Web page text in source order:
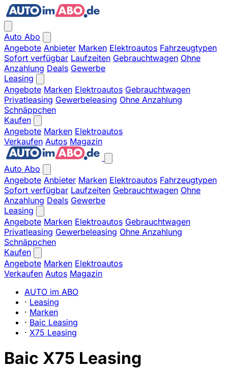
Auto Abo
Angebote Anbieter Marken Elektroautos Fahrzeugtypen
Sofort verfügbar Laufzeiten Gebrauchtwagen Ohne
Anzahlung Deals Gewerbe
Leasing
Angebote Marken Elektroautos Gebrauchtwagen
Privatleasing Gewerbeleasing Ohne Anzahlung
Schnäppchen
Kaufen
Angebote Marken Elektroautos
Verkaufen Autos Magazin
Auto Abo
Angebote Anbieter Marken Elektroautos Fahrzeugtypen
Sofort verfügbar Laufzeiten Gebrauchtwagen Ohne
Anzahlung Deals Gewerbe
Leasing
Angebote Marken Elektroautos Gebrauchtwagen
Privatleasing Gewerbeleasing Ohne Anzahlung
Schnäppchen
Kaufen
Angebote Marken Elektroautos
Verkaufen Autos Magazin
AUTO im ABO
· Leasing
· Marken
· Baic Leasing
· X75 Leasing
Baic X75 Leasing